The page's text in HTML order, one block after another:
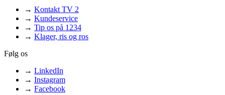
→ Kontakt TV 2
→ Kundeservice
→ Tip os på 1234
→ Klager, ris og ros
Følg os
→ LinkedIn
→ Instagram
→ Facebook